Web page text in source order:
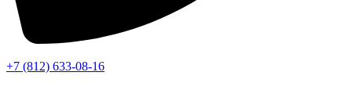
+7 (812) 633-08-16